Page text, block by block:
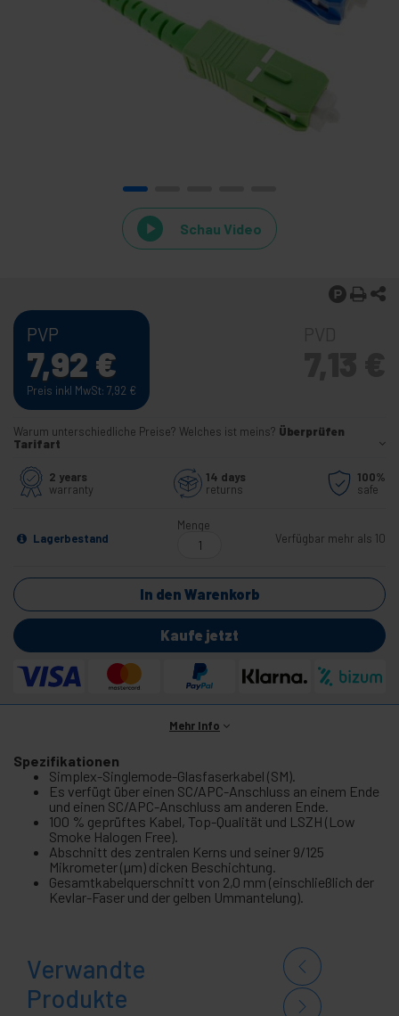
Schau Video
PVP
7,92 €
Preis inkl MwSt: 7,92 €
Warum unterschiedliche Preise? Welches ist meins? Überprüfen
Tarifart
2 years
warranty
14 days
returns
100%
safe
Lagerbestand
Menge
Verfügbar mehr als 10
In den Warenkorb
Kaufe jetzt
Mehr Info
Spezifikationen
Simplex-Singlemode-Glasfaserkabel (SM).
Es verfügt über einen SC/APC-Anschluss an einem Ende
und einen SC/APC-Anschluss am anderen Ende.
100 % geprüftes Kabel, Top-Qualität und LSZH (Low
Smoke Halogen Free).
Abschnitt des zentralen Kerns und seiner 9/125
Mikrometer (µm) dicken Beschichtung.
Gesamtkabelquerschnitt von 2,0 mm (einschließlich der
Kevlar-Faser und der gelben Ummantelung).
Verwandte
Produkte